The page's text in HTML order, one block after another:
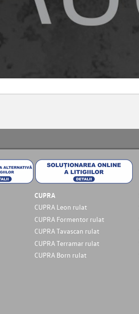
CUPRA
CUPRA Leon rulat
CUPRA Formentor rulat
CUPRA Tavascan rulat
CUPRA Terramar rulat
CUPRA Born rulat